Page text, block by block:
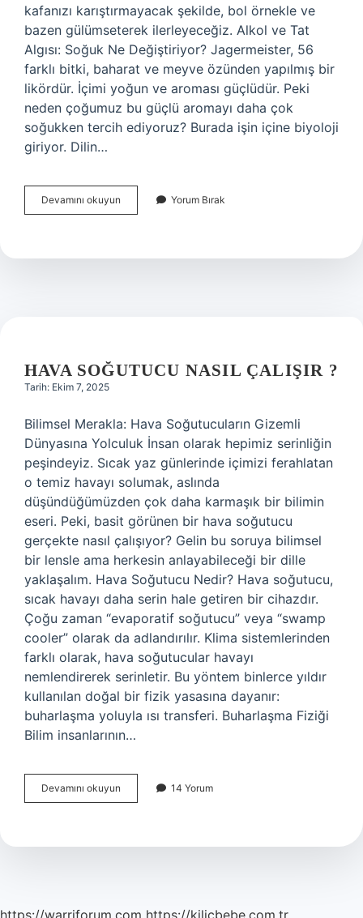
kafanızı karıştırmayacak şekilde, bol örnekle ve
bazen gülümseterek ilerleyeceğiz. Alkol ve Tat
Algısı: Soğuk Ne Değiştiriyor? Jagermeister, 56
farklı bitki, baharat ve meyve özünden yapılmış bir
likördür. İçimi yoğun ve aroması güçlüdür. Peki
neden çoğumuz bu güçlü aromayı daha çok
soğukken tercih ediyoruz? Burada işin içine biyoloji
giriyor. Dilin…
Devamını okuyun Jagermeister
neden
?
Yorum Bırak
HAVA SOĞUTUCU NASIL ÇALIŞIR ?
Tarih: Ekim 7, 2025
Bilimsel Merakla: Hava Soğutucuların Gizemli
Dünyasına Yolculuk İnsan olarak hepimiz serinliğin
peşindeyiz. Sıcak yaz günlerinde içimizi ferahlatan
o temiz havayı solumak, aslında
düşündüğümüzden çok daha karmaşık bir bilimin
eseri. Peki, basit görünen bir hava soğutucu
gerçekte nasıl çalışıyor? Gelin bu soruya bilimsel
bir lensle ama herkesin anlayabileceği bir dille
yaklaşalım. Hava Soğutucu Nedir? Hava soğutucu,
sıcak havayı daha serin hale getiren bir cihazdır.
Çoğu zaman “evaporatif soğutucu” veya “swamp
cooler” olarak da adlandırılır. Klima sistemlerinden
farklı olarak, hava soğutucular havayı
nemlendirerek serinletir. Bu yöntem binlerce yıldır
kullanılan doğal bir fizik yasasına dayanır:
buharlaşma yoluyla ısı transferi. Buharlaşma Fiziği
Bilim insanlarının…
Devamını okuyun
soğutucu
?
14 Yorum
https://warriforum.com https://kilicbebe.com.tr